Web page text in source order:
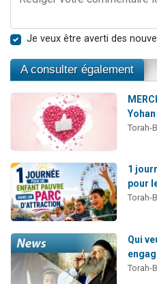
Je veux être averti des
A consulter également
Torah-
1
pour
Torah-
Qui
Torah-